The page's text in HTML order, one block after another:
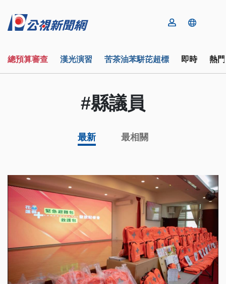
總預算審查 漢光演習 苦茶油苯駢芘超標 即時 熱
#縣議員
最新 最相關